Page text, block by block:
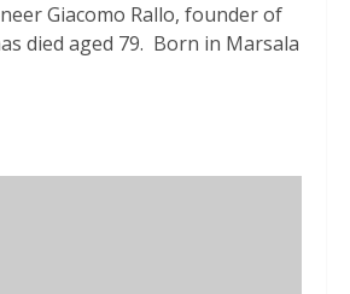
Giacomo Rallo, founder of
died aged 79. Born in Marsala